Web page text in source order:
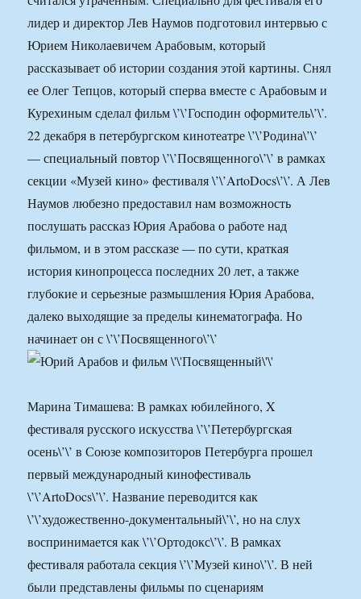
лидер и директор Лев Наумов подготовил интервью с
Юрием Николаевичем Арабовым, который
рассказывает об истории создания этой картины. Снял
ее Олег Тепцов, который сперва вместе с Арабовым и
Курехиным сделал фильм \’\’Господин оформитель\’\’.
22 декабря в петербургском кинотеатре \’\’Родина\’\’
— специальный повтор \’\’Посвященного\’\’ в рамках
секции «Музей кино» фестиваля \’\’ArtoDocs\’\’. А Лев
Наумов любезно предоставил нам возможность
послушать рассказ Юрия Арабова о работе над
фильмом, и в этом рассказе — по сути, краткая
история кинопроцесса последних 20 лет, а также
глубокие и серьезные размышления Юрия Арабова,
далеко выходящие за пределы кинематографа. Но
начинает он с \’\’Посвященного\’\’
Марина Тимашева: В рамках юбилейного, X
фестиваля русского искусства \’\’Петербургская
осень\’\’ в Союзе композиторов Петербурга прошел
первый международный кинофестиваль
\’\’ArtoDocs\’\’. Название переводится как
\’\’художественно-документальный\’\’, но на слух
воспринимается как \’\’Ортодокс\’\’. В рамках
фестиваля работала секция \’\’Музей кино\’\’. В ней
были представлены фильмы по сценариям